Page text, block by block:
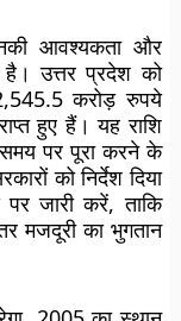
आवश्यकता और
है।उत्तर प्रदेश को
करोड़ रुपये
हुए हैं। यह राशि
समय पर पूरा करने के
को निर्देश दिया
जारी करें, ताकि
मजदूरी का भुगतान